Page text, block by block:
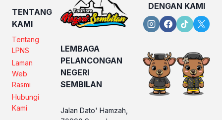
TENTANG
KAMI
Tentang
LPNS
Laman
Web
Rasmi
Hubungi
Kami
LEMBAGA
PELANCONGAN
NEGERI
SEMBILAN
Jalan Dato' Hamzah,
DENGAN KAMI